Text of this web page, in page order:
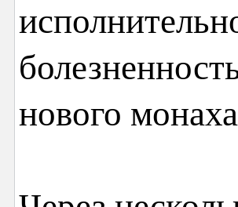
нового